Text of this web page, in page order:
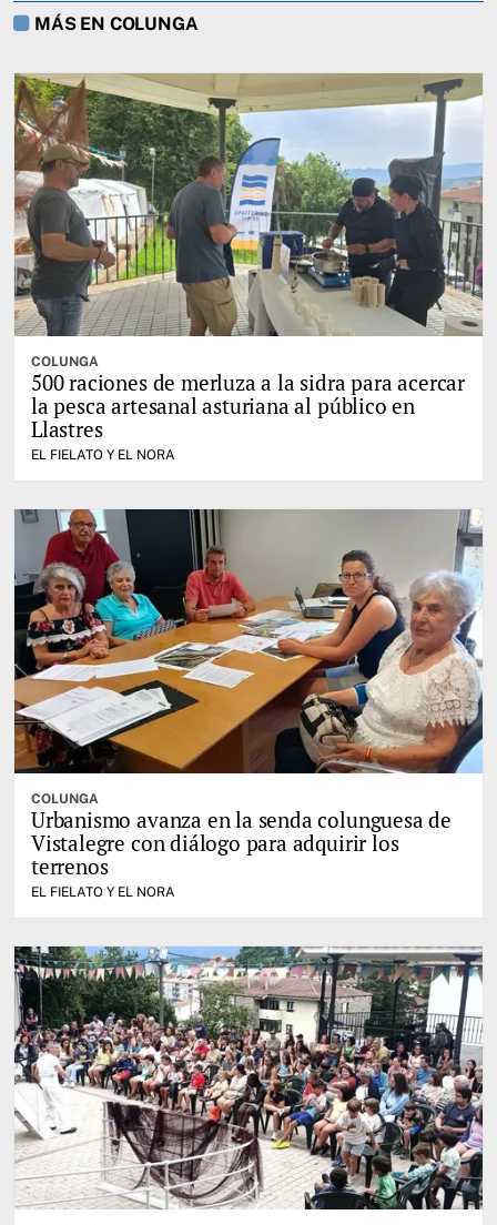
MÁS EN COLUNGA
COLUNGA
500 raciones de merluza a la sidra para acercar
la pesca artesanal asturiana al público en
Llastres
EL FIELATO Y EL NORA
COLUNGA
Urbanismo avanza en la senda colunguesa de
Vistalegre con diálogo para adquirir los
terrenos
EL FIELATO Y EL NORA